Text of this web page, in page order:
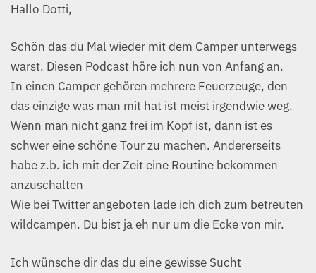
Hallo Dotti,
Schön das du Mal wieder mit dem Camper unterwegs
warst. Diesen Podcast höre ich nun von Anfang an.
In einen Camper gehören mehrere Feuerzeuge, den
das einzige was man mit hat ist meist irgendwie weg.
Wenn man nicht ganz frei im Kopf ist, dann ist es
schwer eine schöne Tour zu machen. Andererseits
habe z.b. ich mit der Zeit eine Routine bekommen
anzuschalten
Wie bei Twitter angeboten lade ich dich zum betreuten
wildcampen. Du bist ja eh nur um die Ecke von mir.
Ich wünsche dir das du eine gewisse Sucht